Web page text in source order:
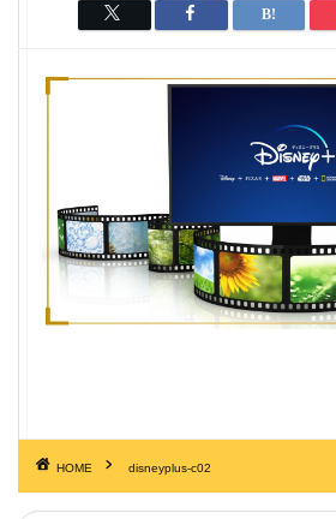
HOME disneyplus-c02